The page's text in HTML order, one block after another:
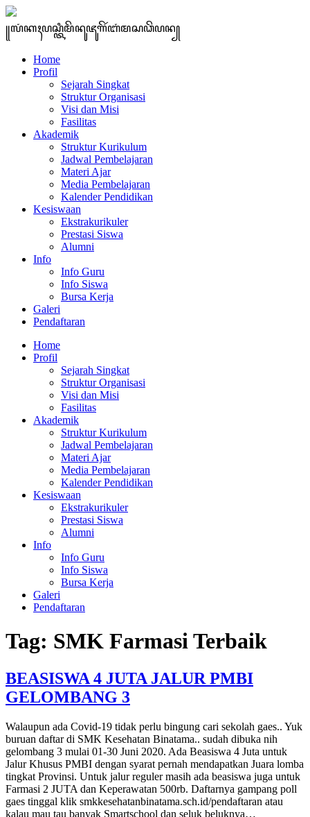
꧋ꦭꦁꦏꦃꦥꦱ꧀ꦠꦶꦩꦼꦤꦸꦗꦸꦒꦼꦂꦧꦁꦩꦱꦣꦼꦥꦤ꧀
Home
Profil
Sejarah Singkat
Struktur Organisasi
Visi dan Misi
Fasilitas
Akademik
Struktur Kurikulum
Jadwal Pembelajaran
Materi Ajar
Media Pembelajaran
Kalender Pendidikan
Kesiswaan
Ekstrakurikuler
Prestasi Siswa
Alumni
Info
Info Guru
Info Siswa
Bursa Kerja
Galeri
Pendaftaran
Home
Profil
Sejarah Singkat
Struktur Organisasi
Visi dan Misi
Fasilitas
Akademik
Struktur Kurikulum
Jadwal Pembelajaran
Materi Ajar
Media Pembelajaran
Kalender Pendidikan
Kesiswaan
Ekstrakurikuler
Prestasi Siswa
Alumni
Info
Info Guru
Info Siswa
Bursa Kerja
Galeri
Pendaftaran
Tag: SMK Farmasi Terbaik
BEASISWA 4 JUTA JALUR PMBI
GELOMBANG 3
Walaupun ada Covid-19 tidak perlu bingung cari sekolah gaes.. Yuk
buruan daftar di SMK Kesehatan Binatama.. sudah dibuka nih
gelombang 3 mulai 01-30 Juni 2020. Ada Beasiswa 4 Juta untuk
Jalur Khusus PMBI dengan syarat pernah mendapatkan Juara lomba
tingkat Provinsi. Untuk jalur reguler masih ada beasiswa juga untuk
Farmasi 2 JUTA dan Keperawatan 500rb. Daftarnya gampang poll
gaes tinggal klik smkkesehatanbinatama.sch.id/pendaftaran atau
kalau mau tau banyak Smartschool dan seluk beluknya…